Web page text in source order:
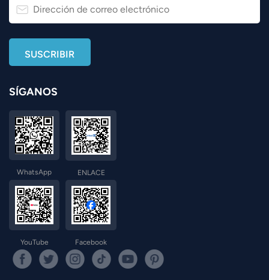
SÍGANOS
WhatsApp ENLACE
YouTube Facebook